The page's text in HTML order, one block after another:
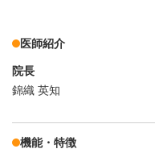
医師紹介
院長
錦織 英知
機能・特徴